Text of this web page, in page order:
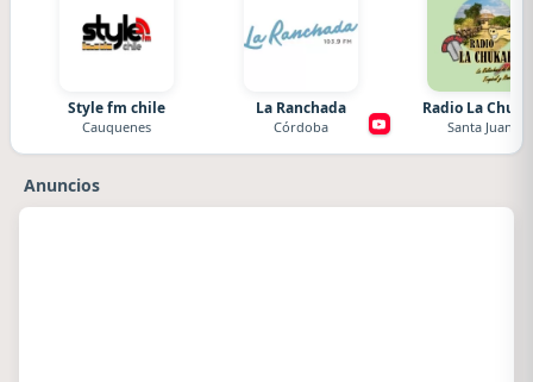
Style fm chile
Cauquenes
La Ranchada
Córdoba
Radio La
Santa Juana
Anuncios